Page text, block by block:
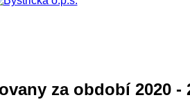
za období 2020 -